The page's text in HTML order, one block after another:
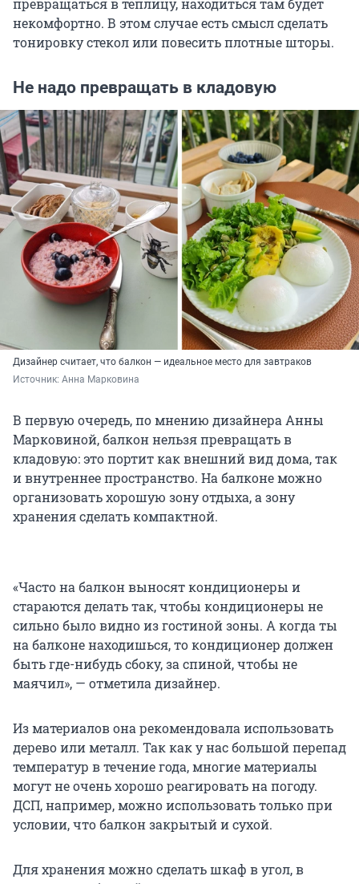
некомфортно. В этом случае есть смысл сделать
тонировку стекол или повесить плотные шторы.
Не надо превращать в кладовую
Дизайнер считает, что балкон — идеальное место для завтраков
Источник: Анна Марковина
В первую очередь, по мнению дизайнера Анны
Марковиной, балкон нельзя превращать в
кладовую: это портит как внешний вид дома, так
и внутреннее пространство. На балконе можно
организовать хорошую зону отдыха, а зону
хранения сделать компактной.
«Часто на балкон выносят кондиционеры и
стараются делать так, чтобы кондиционеры не
сильно было видно из гостиной зоны. А когда ты
на балконе находишься, то кондиционер должен
быть где-нибудь сбоку, за спиной, чтобы не
маячил», — отметила дизайнер.
Из материалов она рекомендовала использовать
дерево или металл. Так как у нас большой перепад
температур в течение года, многие материалы
могут не очень хорошо реагировать на погоду.
ДСП, например, можно использовать только при
условии, что балкон закрытый и сухой.
Для хранения можно сделать шкаф в угол, в